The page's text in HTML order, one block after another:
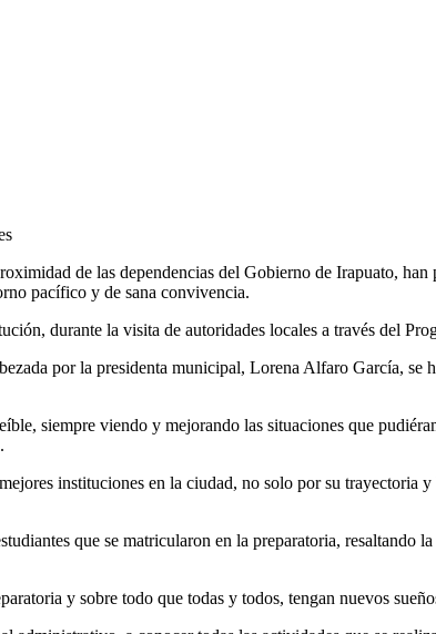
de las dependencias del Gobierno de Irapuato,
pacífico y de sana convivencia.
durante la visita de autoridades locales a través del
por la presidenta municipal, Lorena Alfaro García, se
siempre viendo y mejorando las situaciones que
instituciones en la ciudad, no solo por su trayectoria
que se matricularon en la preparatoria, resaltando
y sobre todo que todas y todos, tengan nuevos